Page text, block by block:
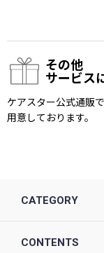
その他
サービス
ケアスター公式通販
用意しております。
CATEGORY
CONTENTS